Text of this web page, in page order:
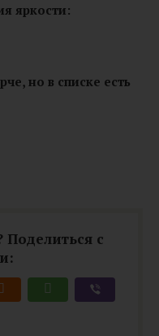
яркости:
но в списке есть
Поделиться с